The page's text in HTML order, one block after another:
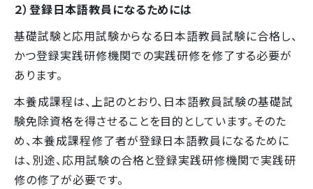
２）登録日本語教員になるためには
基礎試験と応用試験からなる日本語教員試験に合格し、
かつ登録実践研修機関での実践研修を修了する必要が
あります。
本養成課程は、上記のとおり、日本語教員試験の基礎試
験免除資格を得させることを目的としています。そのた
め、本養成課程修了者が登録日本語教員になるために
は、別途、応用試験の合格と登録実践研修機関で実践研
修の修了が必要です。